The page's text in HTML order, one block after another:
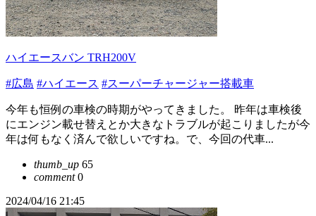
ハイエースバン TRH200V
#広島 #ハイエース #スーパーチャージャー搭載車
今年も恒例の車検の時期がやってきました。 昨年は車検後
にエンジン載せ替えとか大きなトラブルが起こりましたが今
年は何もなく済んで欲しいですね。で、今回の代車...
thumb_up 65
comment0
2024/04/16 21:45